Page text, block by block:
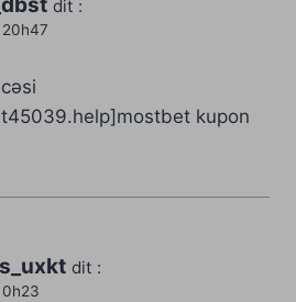
dit :
kupon
dit :